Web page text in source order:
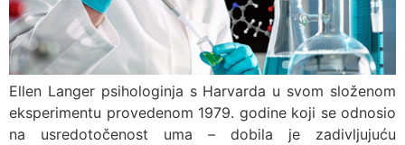
Ellen Langer psihologinja s Harvarda u svom složenom
eksperimentu provedenom 1979. godine koji se odnosio
na usredotočenost uma – dobila je zadivljujuću